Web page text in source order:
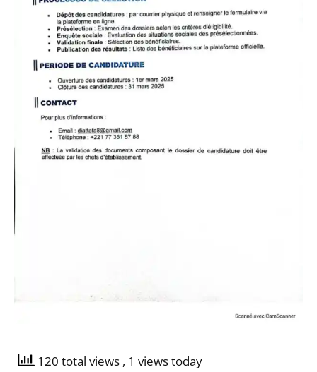
120 total views , 1 views today